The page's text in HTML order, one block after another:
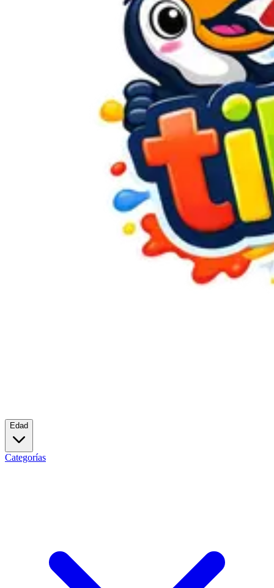
Edad
Categorías